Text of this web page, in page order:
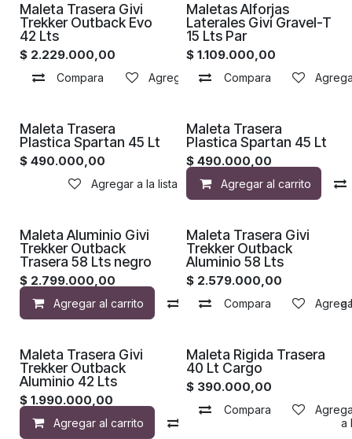
Maleta Trasera Givi
Trekker Outback Evo
42 Lts
$ 2.229.000,00
Compara Agregar a la lista de deseos
Maletas Alforjas
Laterales Givi Gravel-T
15 Lts Par
$1.109.000,00
Compara
Maleta Trasera
Plastica Spartan 45 Lt
$ 490.000,00
Agregar a la lista de deseos
Maleta Trasera
Plastica Spartan 45 Lt
$490.000,00
Agregar al carrito
Maleta Aluminio Givi
Trekker Outback
Trasera 58 Lts negro
$ 2.799.000,00
Agregar al carrito Compara Agregar a
Maleta Trasera Givi
Trekker Outback
Aluminio 58 Lts
$ 2.579.000,00
Compara
Maleta Trasera Givi
Trekker Outback
Aluminio 42 Lts
$ 1.990.000,00
Agregar al carrito Agregar a
Maleta Rigida Trasera
40 Lt Cargo
$ 390.000,00
Compara